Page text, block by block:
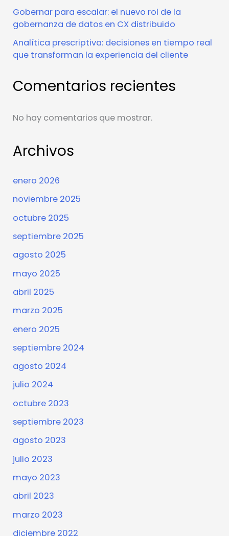
Gobernar para escalar: el nuevo rol de la
gobernanza de datos en CX distribuido
Analítica prescriptiva: decisiones en tiempo real
que transforman la experiencia del cliente
Comentarios recientes
No hay comentarios que mostrar.
Archivos
enero 2026
noviembre 2025
octubre 2025
septiembre 2025
agosto 2025
mayo 2025
abril 2025
marzo 2025
enero 2025
septiembre 2024
agosto 2024
julio 2024
octubre 2023
septiembre 2023
agosto 2023
julio 2023
mayo 2023
abril 2023
marzo 2023
diciembre 2022